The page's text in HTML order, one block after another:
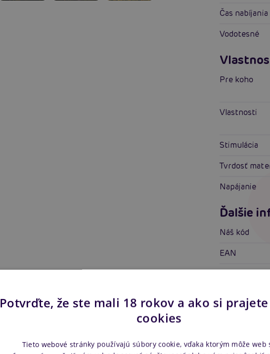
Čas nabíjania
Vodotesné
Pre koho
Vlastnosti
Stimulácia
Tvrdosť
Napájanie
Ďalšie
Náš kód
EAN
Ke
Príručka
Potvrďte, že ste mali 18 rokov a ako si
cookies
Tieto webové stránky používajú súbory cookie, vďaka ktorým môže web